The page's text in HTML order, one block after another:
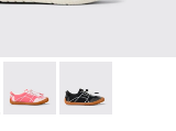
rouge pour
en cuir
- K800691-001 -
Peu Path - K800691-
Peu Path -